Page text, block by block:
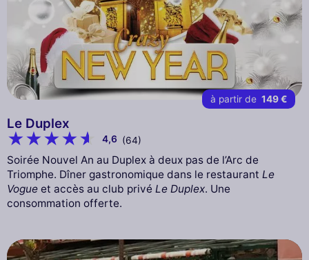
à partir de 149 €
Le Duplex
4,6 (64)
Soirée Nouvel An au Duplex à deux pas de l’Arc de
Triomphe. Dîner gastronomique dans le restaurant Le
Vogue et accès au club privé Le Duplex. Une
consommation offerte.